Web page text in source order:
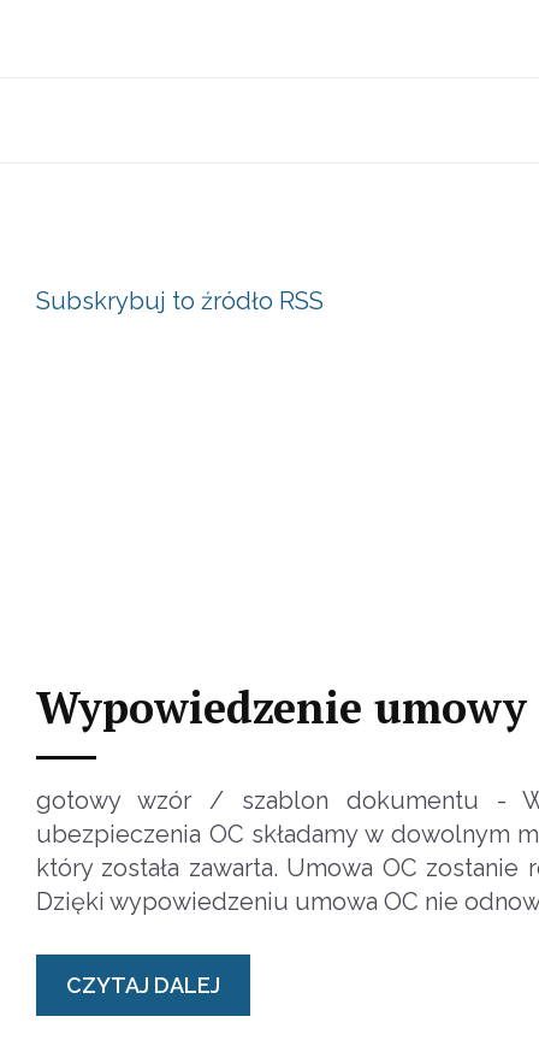
Subskrybuj to źródło RSS
Wypowiedzenie umowy
gotowy wzór / szablon dokumentu -
ubezpieczenia OC składamy w dowolnym
który została zawarta. Umowa OC
Dzięki wypowiedzeniu umowa OC nie
CZYTAJ DALEJ